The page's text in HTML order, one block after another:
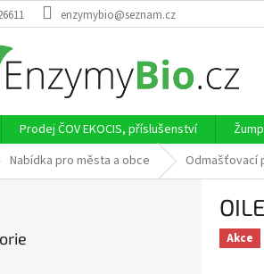
enzymybio@seznam.cz
Prodej ČOV EKOCIS, příslušenství
Nabídka pro města a obce Odmašťovací
Akce